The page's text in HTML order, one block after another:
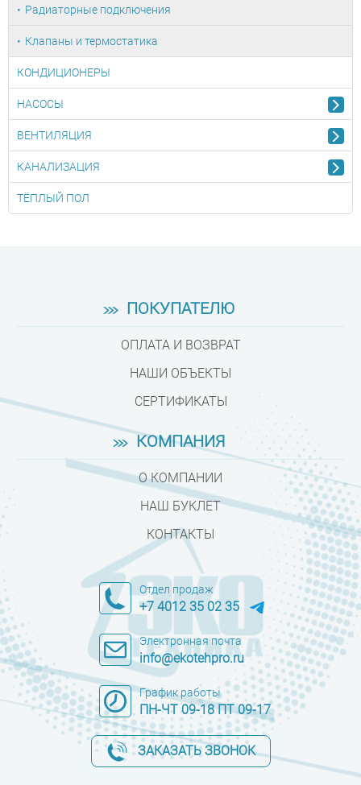
Радиаторные подключения
Клапаны и термостатика
КОНДИЦИОНЕРЫ
НАСОСЫ
ВЕНТИЛЯЦИЯ
КАНАЛИЗАЦИЯ
ТЁПЛЫЙ ПОЛ
ПОКУПАТЕЛЮ
ОПЛАТА И ВОЗВРАТ
НАШИ ОБЪЕКТЫ
СЕРТИФИКАТЫ
КОМПАНИЯ
О КОМПАНИИ
НАШ БУКЛЕТ
КОНТАКТЫ
Отдел продаж
+7 4012 35 02 35
Электронная почта
info@ekotehpro.ru
График работы
ПН-ЧТ 09-18 ПТ 09-17
ЗАКАЗАТЬ ЗВОНОК